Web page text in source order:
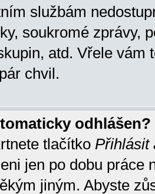
službám
soukromé zprávy,
atd. Vřele vám
chvil.
odhlášen?
tlačítko Přihlásit
jen po dobu práce
jiným. Abyste